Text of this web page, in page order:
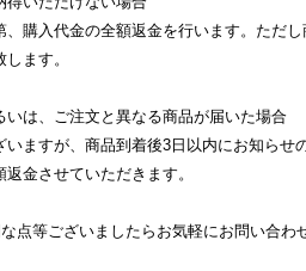
、購入代金の全額返金を行います。ただ
ます。
は、ご注文と異なる商品が届いた場合
いますが、商品到着後3日以内にお知らせ
金させていただきます。
点等ございましたらお気軽にお問い合わ